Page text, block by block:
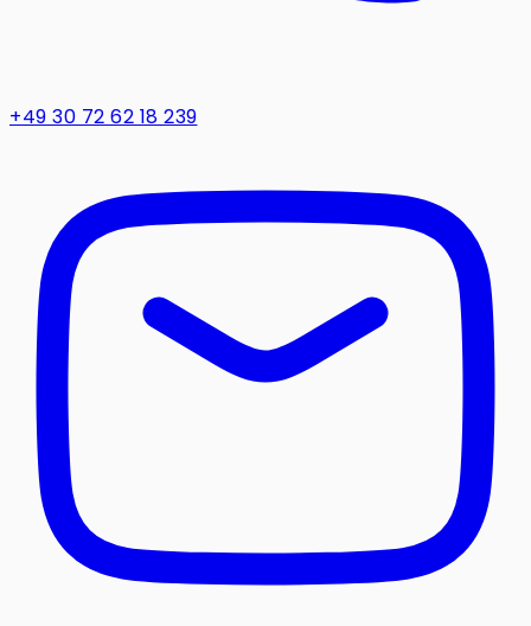
+49 30 72 62 18 239